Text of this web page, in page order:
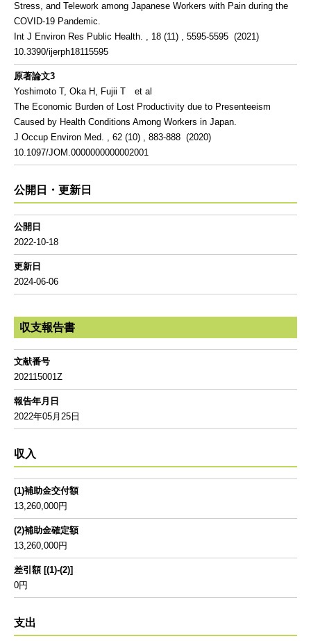
Stress, and Telework among Japanese Workers with Pain during the
COVID-19 Pandemic.
Int J Environ Res Public Health. , 18 (11) , 5595-5595 (2021)
10.3390/ijerph18115595
原著論文3
Yoshimoto T, Oka H, Fujii T et al
The Economic Burden of Lost Productivity due to Presenteeism
Caused by Health Conditions Among Workers in Japan.
J Occup Environ Med. , 62 (10) , 883-888 (2020)
10.1097/JOM.0000000000002001
公開日・更新日
公開日
2022-10-18
更新日
2024-06-06
収支報告書
文献番号
202115001Z
報告年月日
2022年05月25日
収入
(1)補助金交付額
13,260,000円
(2)補助金確定額
13,260,000円
差引額 [(1)-(2)]
0円
支出